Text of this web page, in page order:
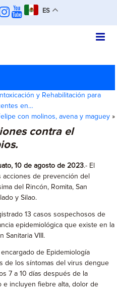
ES
y Rehabilitación para
en…
con molinos, avena y maguey»
contra el
10 de agosto de 2023.- El
acciones de prevención del
del Rincón, Romita, San
y Silao.
13 casos sospechosos de
epidemiológica que existe en la
Sanitaria VIII.
de Epidemiología
de los síntomas del virus dengue
7 a 10 días después de la
e incluyen fiebre alta, dolor de